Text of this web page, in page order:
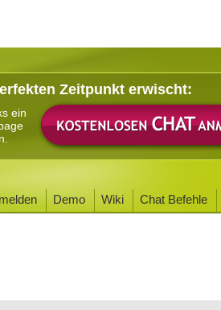
Zeitpunkt erwischt:
ein
Demo Wiki Chat Befehle